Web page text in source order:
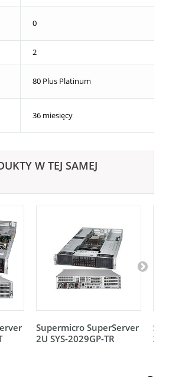
0
2
80 Plus Platinum
36 miesięcy
W TEJ SAMEJ
Supermicro SuperServer
2U SYS-2029GP-TR
2U